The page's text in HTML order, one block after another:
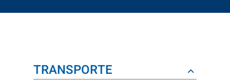
TRANSPORTE